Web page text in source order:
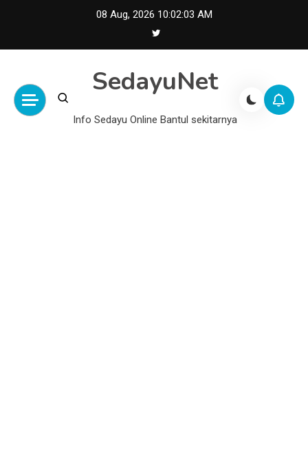
08 Aug, 2026 10:02:04 AM
SedayuNet
Info Sedayu Online Bantul sekitarnya